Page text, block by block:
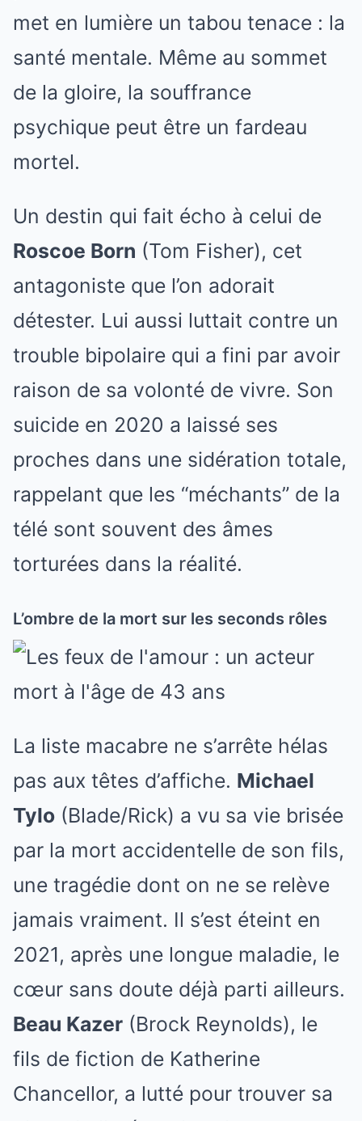
met en lumière un tabou tenace : la
santé mentale. Même au sommet
de la gloire, la souffrance
psychique peut être un fardeau
mortel.
Un destin qui fait écho à celui de
Roscoe Born (Tom Fisher), cet
antagoniste que l’on adorait
détester. Lui aussi luttait contre un
trouble bipolaire qui a fini par avoir
raison de sa volonté de vivre. Son
suicide en 2020 a laissé ses
proches dans une sidération totale,
rappelant que les “méchants” de la
télé sont souvent des âmes
torturées dans la réalité.
L’ombre de la mort sur les seconds rôles
La liste macabre ne s’arrête hélas
pas aux têtes d’affiche. Michael
Tylo (Blade/Rick) a vu sa vie brisée
par la mort accidentelle de son fils,
une tragédie dont on ne se relève
jamais vraiment. Il s’est éteint en
2021, après une longue maladie, le
cœur sans doute déjà parti ailleurs.
Beau Kazer (Brock Reynolds), le
fils de fiction de Katherine
Chancellor, a lutté pour trouver sa